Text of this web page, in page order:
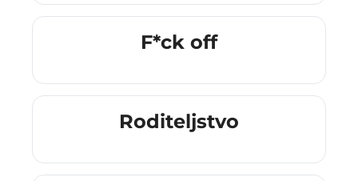
F*ck off
Roditeljstvo